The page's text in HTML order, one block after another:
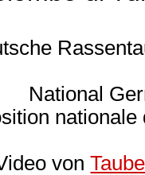
National
von